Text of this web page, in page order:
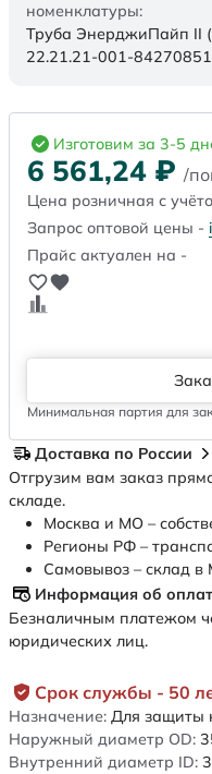
номенклатуры:
Труба ЭнерджиПайп II
22.21.21-001-
Срок службы - 50
Назначение: Для защиты
Наружный диаметр OD:
Внутренний диаметр ID:
Изготовим за 3-5
6 561,24 ₽ /
Цена розничная с
Запрос оптовой цены -
Прайс актуален на -
Минимальная партия для
Доставка по России
Отгрузим вам заказ
складе.
Москва и МО –
Регионы РФ –
Самовывоз – склад в
Информация об
Безналичным платежом
юридических лиц.